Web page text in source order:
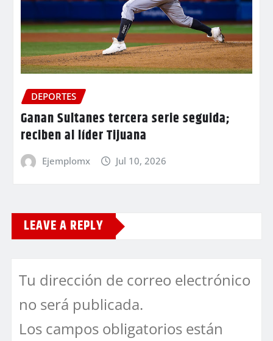
DEPORTES
Ganan Sultanes tercera serie seguida;
reciben al líder Tijuana
Ejemplomx Jul 10, 2026
LEAVE A REPLY
Tu dirección de correo electrónico
no será publicada.
Los campos obligatorios están